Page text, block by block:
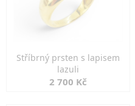
Stříbrný prsten s lapisem
lazuli
2 700 Kč